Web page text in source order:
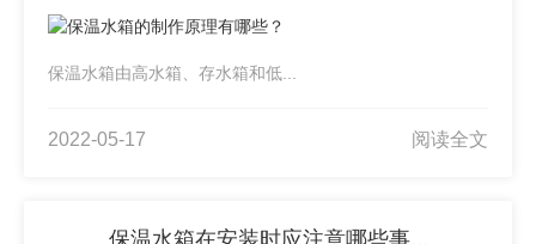
保温水箱由高水箱、存水箱和低...
2022-05-17 阅读全文
保温水箱在安装时应注意哪些事...